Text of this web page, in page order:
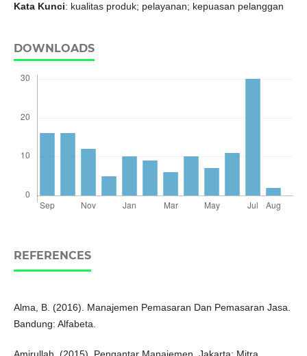
Kata Kunci: kualitas produk; pelayanan; kepuasan pelanggan
DOWNLOADS
REFERENCES
Alma, B. (2016). Manajemen Pemasaran Dan Pemasaran Jasa.
Bandung: Alfabeta.